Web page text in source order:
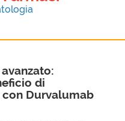
di
Durvalumab